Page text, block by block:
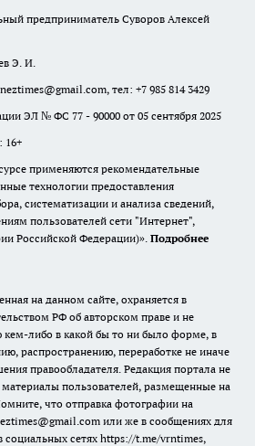
предприниматель Суворов Алексей
Э. И.
тел: +7 985 814 3429
ЭЛ № ФС 77 - 90000 от 05 сентября 2025
16+
применяются рекомендательные
технологии предоставления
систематизации и анализа сведений,
пользователей сети "Интернет",
Российской Федерации)». Подробнее
на данном сайте, охраняется в
РФ об авторском праве и не
либо в какой бы то ни было форме, в
распространению, переработке не иначе
правообладателя. Редакция портала не
материалы пользователей, размещенные на
что отправка фотографии на
или же в сообщениях для
сетях https://t.me/vrntimes,